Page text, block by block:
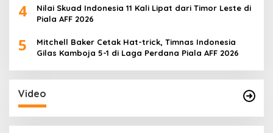
4
Nilai Skuad Indonesia 11 Kali Lipat dari Timor Leste di
Piala AFF 2026
5
Mitchell Baker Cetak Hat-trick, Timnas Indonesia
Gilas Kamboja 5-1 di Laga Perdana Piala AFF 2026
Video